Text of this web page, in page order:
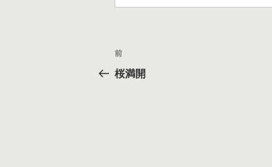
投
稿
過
去
前
桜満開